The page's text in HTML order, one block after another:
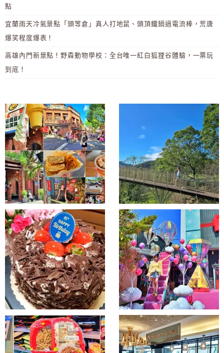
點
宜蘭雨天冷氣景點「頭等倉」真人打地鼠、頭頂鐵鍋過電流棒，荒唐
爆笑程度爆表！
高雄內門新景點！野森動物學校：全台唯一紅白狐狸谷體驗，一票玩
到底！